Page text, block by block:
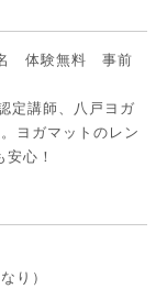
体験無料 事前
定講師、八戸ヨガ
ヨガマットのレン
心！
り）